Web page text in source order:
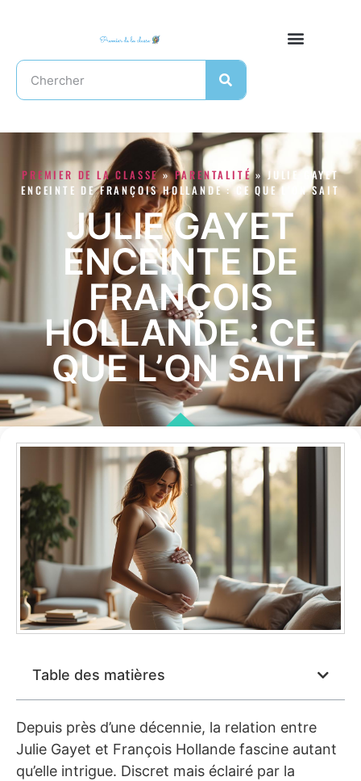
PREMIER DE LA CLASSE»PARENTALITÉ»JULIE GAYET
ENCEINTE DE FRANÇOIS HOLLANDE : CE QUE L’ON SAIT
JULIE GAYET
ENCEINTE DE
FRANÇOIS
HOLLANDE : CE
QUE L’ON SAIT
Table des matières
Depuis près d’une décennie, la relation entre
Julie Gayet et François Hollande fascine autant
qu’elle intrigue. Discret mais éclairé par la